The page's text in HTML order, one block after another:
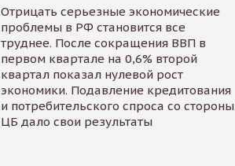
Отрицать серьезные экономические
проблемы в РФ становится все
труднее. После сокращения ВВП в
первом квартале на 0,6% второй
квартал показал нулевой рост
экономики. Подавление кредитования
и потребительского спроса со стороны
ЦБ дало свои результаты